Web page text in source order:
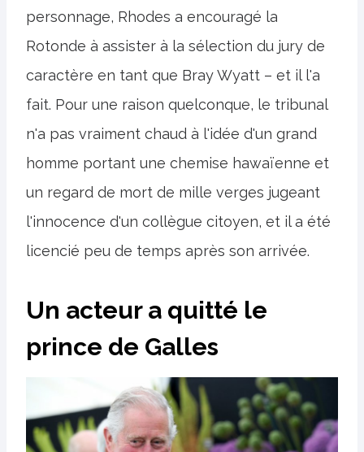
personnage, Rhodes a encouragé la
Rotonde à assister à la sélection du jury de
caractère en tant que Bray Wyatt – et il l'a
fait. Pour une raison quelconque, le tribunal
n'a pas vraiment chaud à l'idée d'un grand
homme portant une chemise hawaïenne et
un regard de mort de mille verges jugeant
l'innocence d'un collègue citoyen, et il a été
licencié peu de temps après son arrivée.
Un acteur a quitté le
prince de Galles